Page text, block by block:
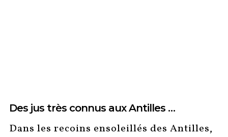
Des jus très connus aux Antilles …
Dans les recoins ensoleillés des Antilles,